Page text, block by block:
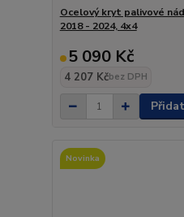
Ocelový kryt palivové
2018 - 2024, 4x4
5 090 Kč
4 207 Kčbez DPH
Novinka